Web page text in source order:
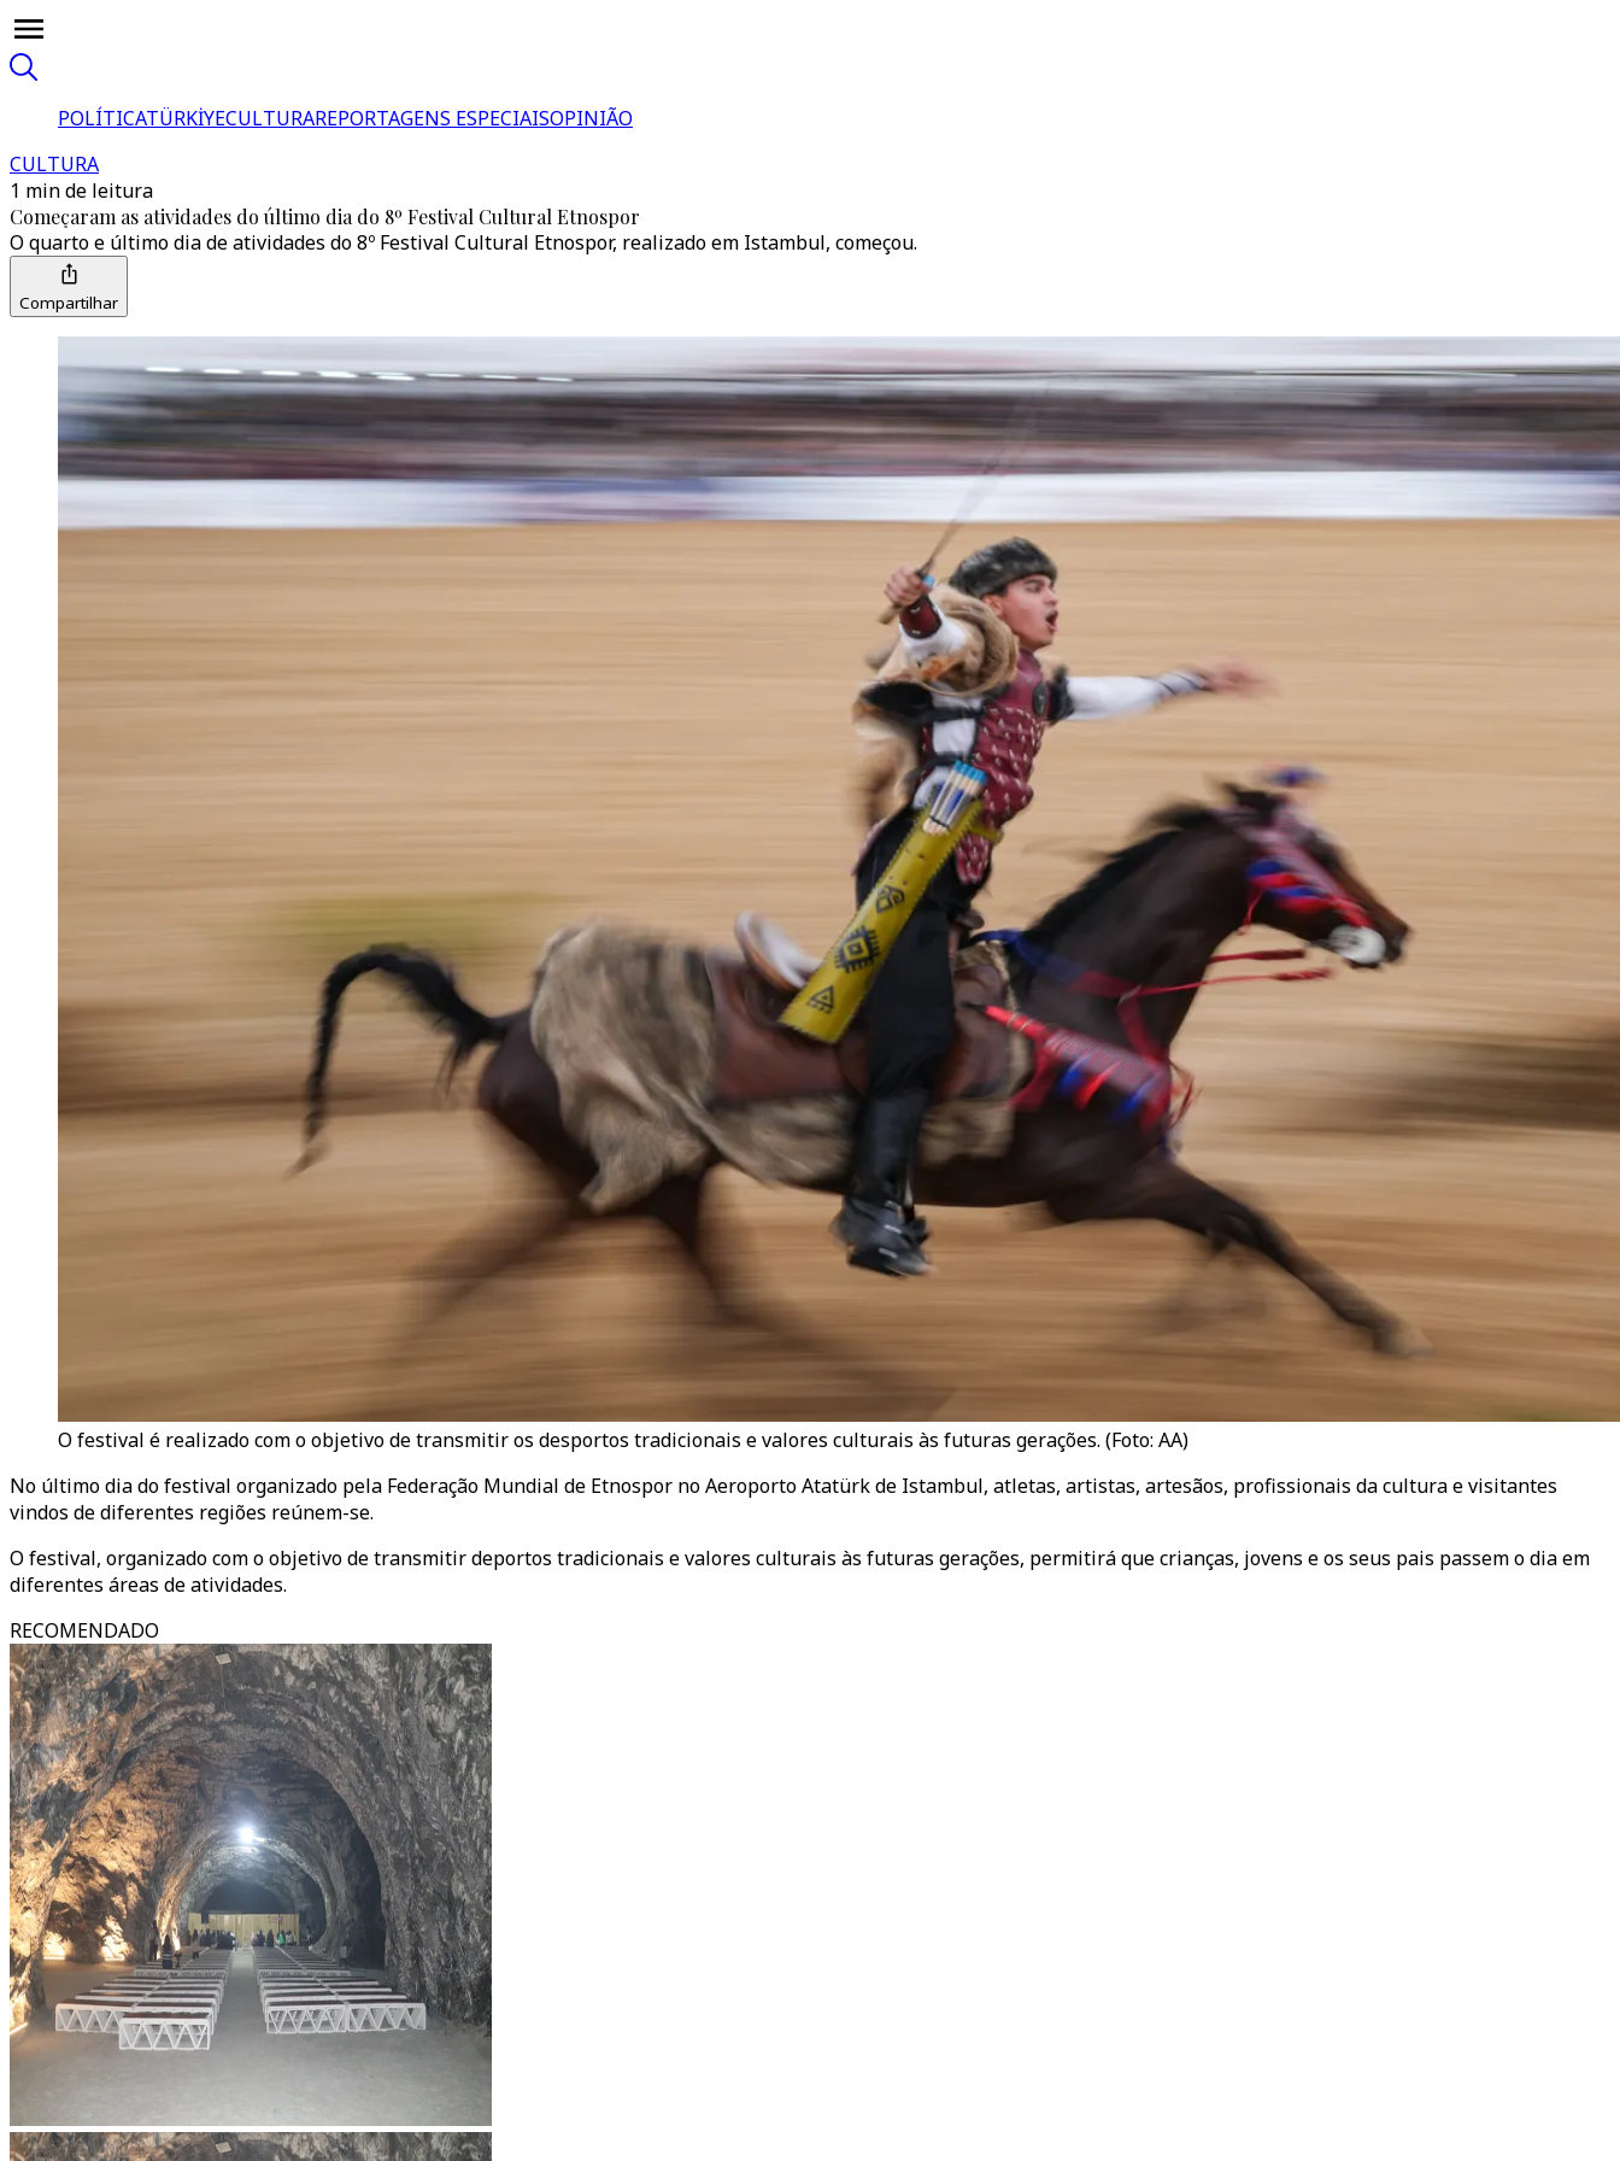
POLÍTICATÜRKİYECULTURAREPORTAGENS ESPECIAISOPINIÃO
CULTURA
1 min de leitura
Começaram as atividades do último dia do 8º Festival Cultural Etnospor
O quarto e último dia de atividades do 8º Festival Cultural Etnospor, realizado em Istambul, começou.
Compartilhar
O festival é realizado com o objetivo de transmitir os desportos tradicionais e valores culturais às futuras gerações. (Foto: AA)
No último dia do festival organizado pela Federação Mundial de Etnospor no Aeroporto Atatürk de Istambul, atletas, artistas, artesãos, profissionais da cultura e visitantes
vindos de diferentes regiões reúnem-se.
O festival, organizado com o objetivo de transmitir deportos tradicionais e valores culturais às futuras gerações, permitirá que crianças, jovens e os seus pais passem o dia em
diferentes áreas de atividades.
RECOMENDADO